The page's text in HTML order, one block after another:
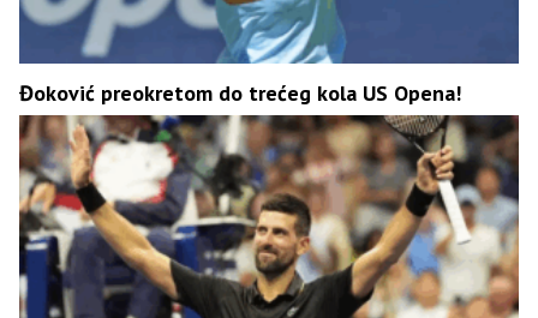
Đoković preokretom do trećeg kola US Opena!